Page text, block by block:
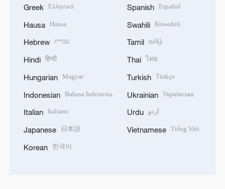
Greek Ελληνικά
Hausa Hausa
Hebrew עברית
Hindi हिन्दी
Hungarian Magyar
Indonesian Bahasa Indonesia
Italian Italiano
Japanese 日本語
Korean 한국어
Spanish Español
Swahili Kiswahili
Tamil தமிழ்
Thai ไทย
Turkish Türkçe
Ukrainian Українська
Urdu اردو
Vietnamese Tiếng Việt